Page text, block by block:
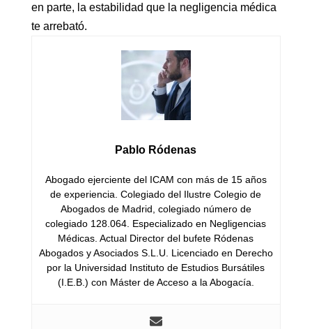
en parte, la estabilidad que la negligencia médica
te arrebató.
Pablo Ródenas
Abogado ejerciente del ICAM con más de 15 años
de experiencia. Colegiado del Ilustre Colegio de
Abogados de Madrid, colegiado número de
colegiado 128.064. Especializado en Negligencias
Médicas. Actual Director del bufete Ródenas
Abogados y Asociados S.L.U. Licenciado en Derecho
por la Universidad Instituto de Estudios Bursátiles
(I.E.B.) con Máster de Acceso a la Abogacía.